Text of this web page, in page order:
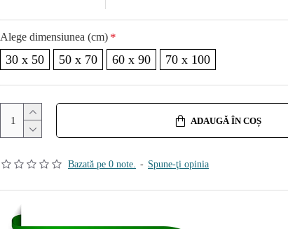
Bazată pe 0 note. - Spune-ţi opinia
Alege dimensiunea (cm)
30 x 50 50 x 70 60 x 90 70 x 100
ADAUGĂ ÎN COȘ